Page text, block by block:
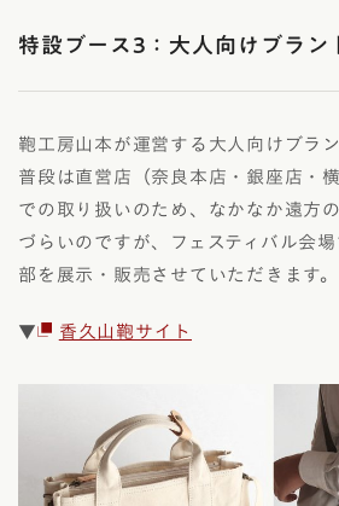
特設ブース3：大人向けブラン
鞄工房山本が運営する大人向けブラ
普段は直営店（奈良本店・銀座店・
での取り扱いのため、なかなか遠方
づらいのですが、フェスティバル会
部を展示・販売させていただきます。
▼ 香久山鞄サイト